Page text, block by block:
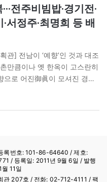
전주비빔밥·경기전·
서정주·최명희 등 배
관] 전남이 ‘예향’인 것과 대조
만큼이나 옛 한옥이 고스란히
로 어진御眞이 모셔진 경기
. 전주에는 비빔밥이 유명하
호에 전주를 쉽게 붙이는데
록번호: 101-86-64640 / 제호:
/ 등록일: 2011년 9월 6일 / 발행
월 11일
관 207호 / 전화: 02-712-4111 / 팩